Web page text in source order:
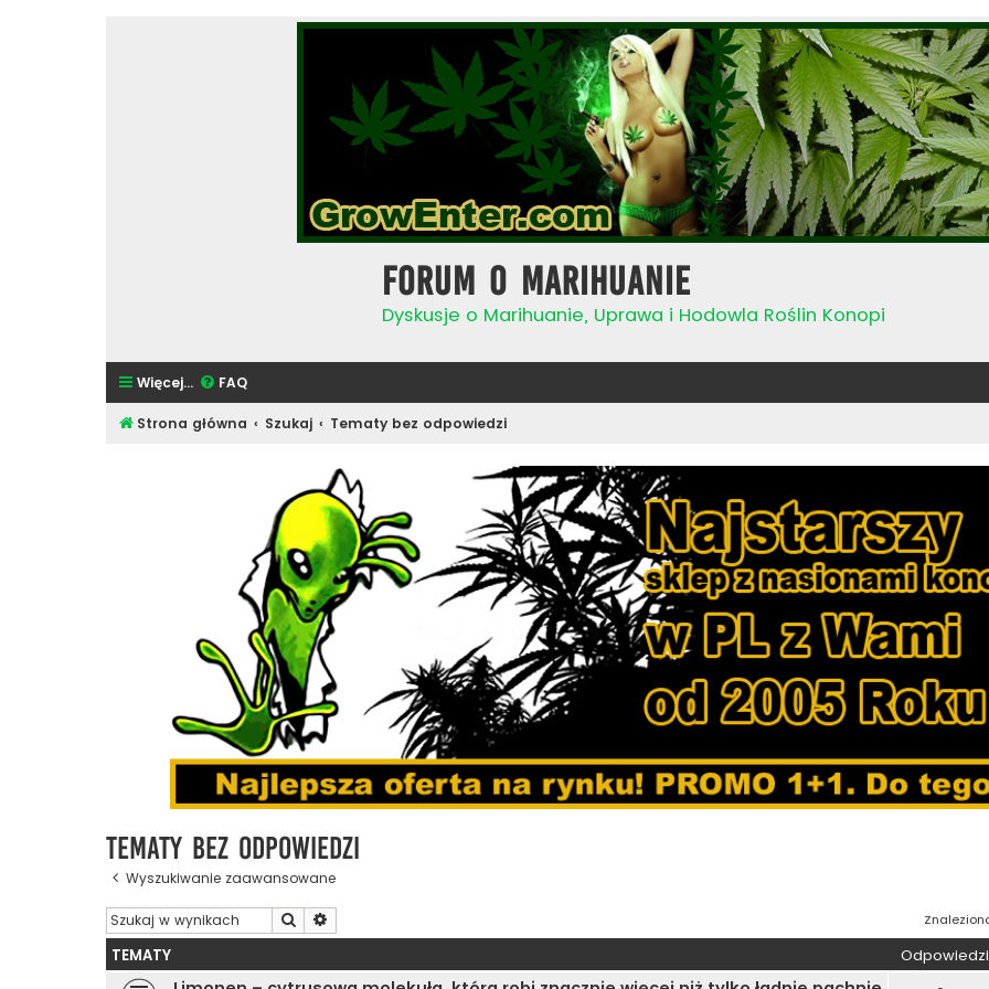
Forum o Marihuanie
Dyskusje o Marihuanie, Uprawa i Hodowla Roślin Konopi
Więcej… FAQ
Strona główna Szukaj Tematy bez odpowiedzi
Tematy bez odpowiedzi
Wyszukiwanie zaawansowane
Szukaj
TEMATY Odpowiedzi